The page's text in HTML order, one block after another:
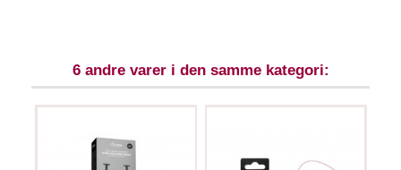
6 andre varer i den samme kategori: